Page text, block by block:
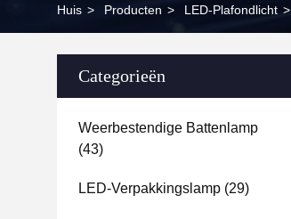
Huis > Producten > LED-Plafondlicht >
Categorieën
Weerbestendige Battenlamp
(43)
LED-Verpakkingslamp (29)